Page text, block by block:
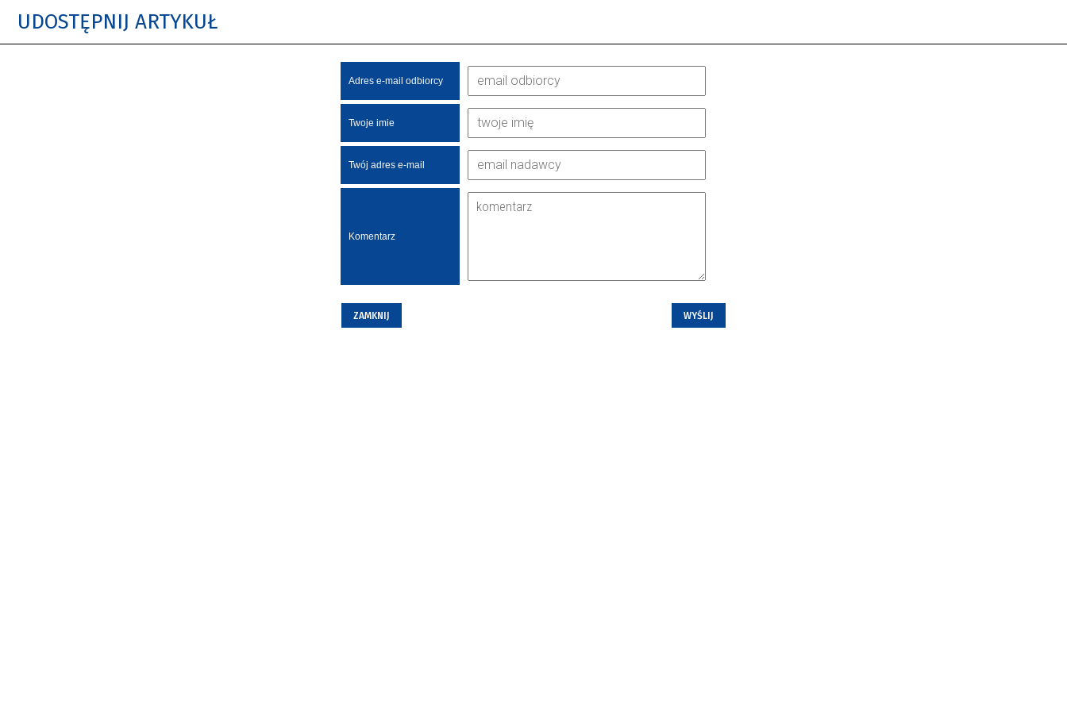
UDOSTĘPNIJ ARTYKUŁ
Adres e-mail odbiorcy
Twoje imie
Twój adres e-mail
Komentarz